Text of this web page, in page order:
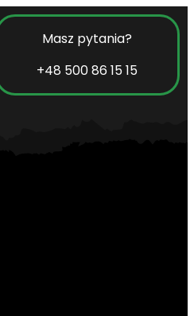
Masz pytania?
+48 500 86 15 15